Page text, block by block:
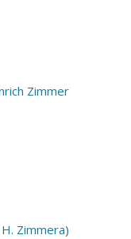
Zimmer
Zimmera)